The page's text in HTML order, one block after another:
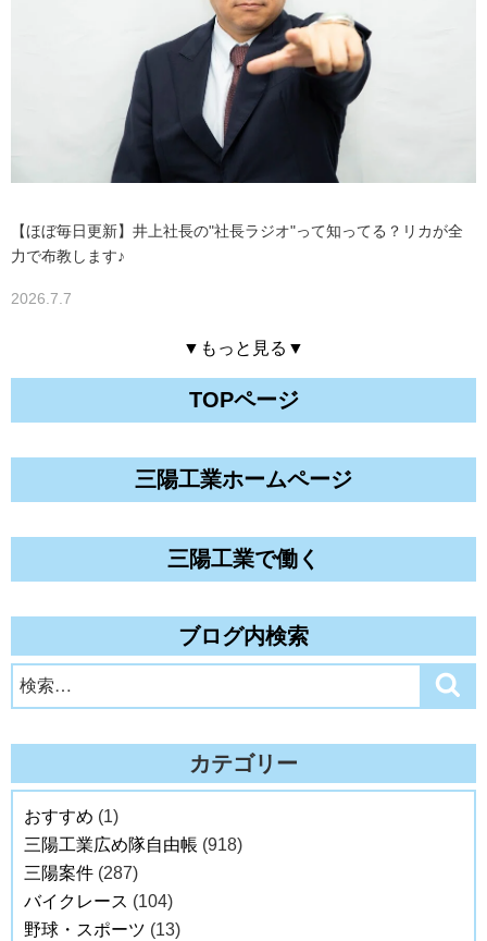
【ほぼ毎日更新】井上社長の"社長ラジオ"って知ってる？リカが全
力で布教します♪
2026.7.7
▼もっと見る▼
TOPページ
三陽工業ホームページ
三陽工業で働く
ブログ内検索
検
索:
カテゴリー
おすすめ (1)
三陽工業広め隊自由帳 (918)
三陽案件 (287)
バイクレース (104)
野球・スポーツ (13)